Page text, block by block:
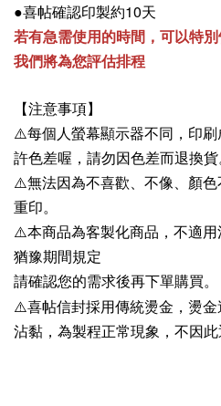
●喜帖確認印製約10天
若有急需使用的時間，可以特
我們將為您評估排程
【注意事項】
⚠️每個人螢幕顯示器不同，印
許色差喔，請勿因色差而退換貨
⚠️無法因為不喜歡、不像、顏色
重印。
⚠️本商品為客製化商品，不適
猶豫期間規定
請確認您的需求後再下單購買。
⚠️喜帖信封採用傳統燙金，燙
沾黏，為製程正常現象，不因此